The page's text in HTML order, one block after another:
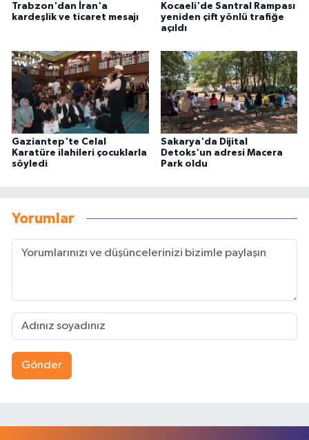
Trabzon'dan İran'a
kardeşlik ve ticaret mesajı
Kocaeli'de Santral Rampası
yeniden çift yönlü trafiğe
açıldı
Gaziantep'te Celal
Karatüre ilahileri çocuklarla
söyledi
Sakarya'da Dijital
Detoks'un adresi Macera
Park oldu
Yorumlar
Gönder